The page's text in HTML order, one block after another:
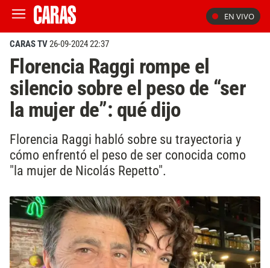
EN VIVO
CARAS TV26-09-2024 22:37
Florencia Raggi rompe el
silencio sobre el peso de “ser
la mujer de”: qué dijo
Florencia Raggi habló sobre su trayectoria y
cómo enfrentó el peso de ser conocida como
"la mujer de Nicolás Repetto".